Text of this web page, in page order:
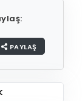
PAYLAŞ